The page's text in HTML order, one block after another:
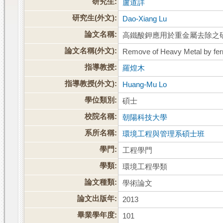
盧道詳
研究生(外文):
Dao-Xiang Lu
論文名稱:
高鐵酸鉀應用於重金屬去除之
論文名稱(外文):
Remove of Heavy Metal by
指導教授:
羅煌木
指導教授(外文):
Huang-Mu Lo
學位類別:
碩士
校院名稱:
朝陽科技大學
系所名稱:
環境工程與管理系碩士班
學門:
工程學門
學類:
環境工程學類
論文種類:
學術論文
論文出版年:
2013
畢業學年度:
101